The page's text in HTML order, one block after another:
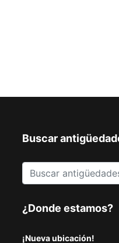
Buscar
¿Donde estamos?
¡Nueva ubicación!